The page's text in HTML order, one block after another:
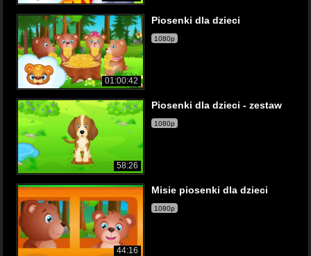
01:00:42
Piosenki dla dzieci
1080p
58:26
Piosenki dla dzieci - zestaw
1080p
44:16
Misie piosenki dla dzieci
1080p